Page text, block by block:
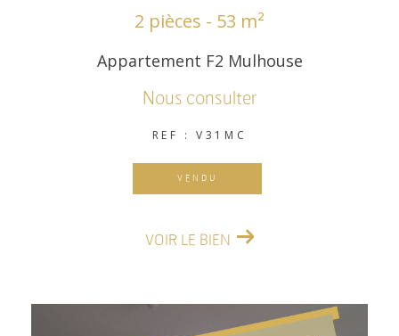
2 pièces - 53 m²
Appartement F2 Mulhouse
Nous consulter
REF : V31MC
VENDU
VOIR LE BIEN